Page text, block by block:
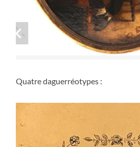
Quatre daguerréotypes :